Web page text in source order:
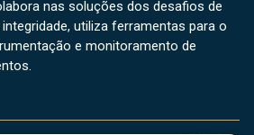
nas soluções dos desafios de
utiliza ferramentas para o
e monitoramento de